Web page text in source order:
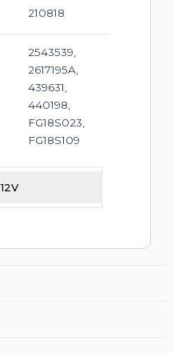
210818
2543539,
2617195A,
439631,
440198,
FG18S023,
FG18S109
12V